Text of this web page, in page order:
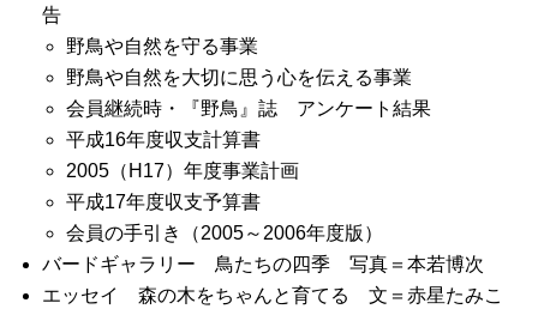
告
野鳥や自然を守る事業
野鳥や自然を大切に思う心を伝える事業
会員継続時・『野鳥』誌 アンケート結果
平成16年度収支計算書
2005（H17）年度事業計画
平成17年度収支予算書
会員の手引き（2005～2006年度版）
バードギャラリー 鳥たちの四季 写真＝本若博次
エッセイ 森の木をちゃんと育てる 文＝赤星たみこ